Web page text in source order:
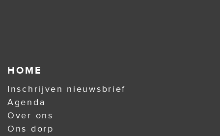
HOME
Inschrijven nieuwsbrief
Agenda
Over ons
Ons dorp